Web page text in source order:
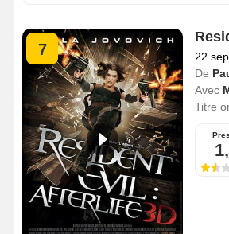
7 22
De
Avec
Titre